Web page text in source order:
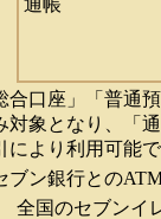
通帳
合口座」「普通
対象となり、「
により利用可能
ン銀行との
全国のセブンイ